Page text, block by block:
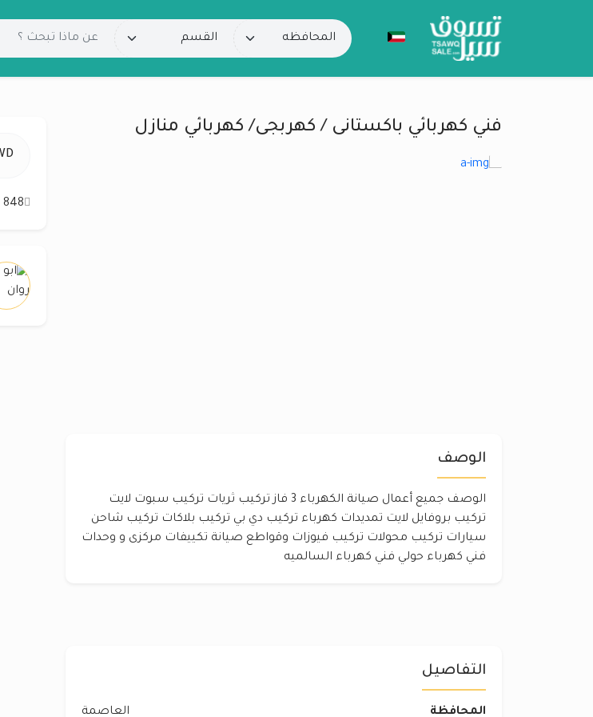
فني كهربائي باكستانى / كهربجى/ كهربائي منازل
الوصف
الوصف جميع أعمال صيانة الكهرباء 3 فاز تركيب ثريات تركيب سبوت لايت
تركيب بروفايل لايت تمديدات كهرباء تركيب دي بي تركيب بلاكات تركيب شاحن
سيارات تركيب محولات تركيب فيوزات وقواطع صيانة تكييفات مركزى و وحدات
فني كهرباء حولي فني كهرباء السالميه
848 مشاهدات
التفاصيل
المحافظة العاصمة